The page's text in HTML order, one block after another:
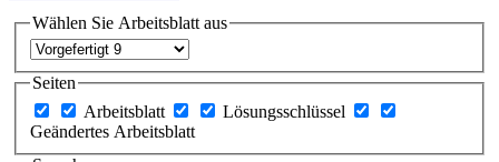
Wählen Sie Arbeitsblatt aus
Seiten
Arbeitsblatt
Lösungsschlüssel
Geändertes Arbeitsblatt